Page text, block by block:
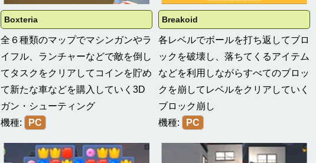
Boxteria
全６種類のマップでマシンガンやラ
イフル、ランチャーなどで敵を倒し
てタスクをクリアしてコインを貯め
て新たな車などを購入していく3D
ガン・シューティング
機種:
PC
Breakoid
各レベルでボールを打ち返してブロ
ックを破壊し、落ちてくるアイテム
などを利用しながらすべてのブロッ
クを崩してレベルをクリアしていく
ブロック崩し
機種:
PC